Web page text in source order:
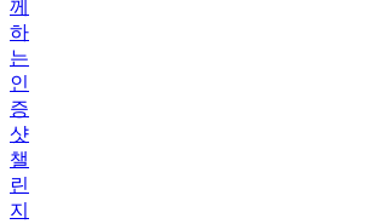
는
인
증
샷
챌
린
지
03